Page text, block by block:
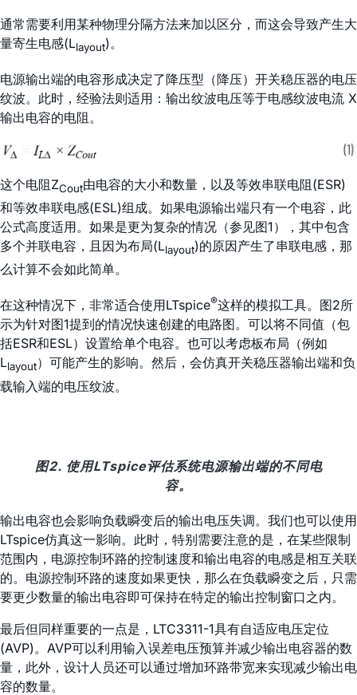
通常需要利用某种物理分隔方法来加以区分，而这会导致产生大
量寄生电感(Llayout)。
电源输出端的电容形成决定了降压型（降压）开关稳压器的电压
纹波。此时，经验法则适用：输出纹波电压等于电感纹波电流 X
输出电容的电阻。
这个电阻ZCout由电容的大小和数量，以及等效串联电阻(ESR)
和等效串联电感(ESL)组成。如果电源输出端只有一个电容，此
公式高度适用。如果是更为复杂的情况（参见图1），其中包含
多个并联电容，且因为布局(Llayout)的原因产生了串联电感，那
么计算不会如此简单。
在这种情况下，非常适合使用LTspice®这样的模拟工具。图2所
示为针对图1提到的情况快速创建的电路图。可以将不同值（包
括ESR和ESL）设置给单个电容。也可以考虑板布局（例如
Llayout）可能产生的影响。然后，会仿真开关稳压器输出端和负
载输入端的电压纹波。
图2. 使用LTspice评估系统电源输出端的不同电
容。
输出电容也会影响负载瞬变后的输出电压失调。我们也可以使用
LTspice仿真这一影响。此时，特别需要注意的是，在某些限制
范围内，电源控制环路的控制速度和输出电容的电感是相互关联
的。电源控制环路的速度如果更快，那么在负载瞬变之后，只需
要更少数量的输出电容即可保持在特定的输出控制窗口之内。
最后但同样重要的一点是，LTC3311-1具有自适应电压定位
(AVP)。AVP可以利用输入误差电压预算并减少输出电容器的数
量，此外，设计人员还可以通过增加环路带宽来实现减少输出电
容的数量。